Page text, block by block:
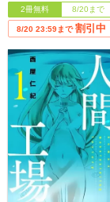
2冊無料 8/20まで
8/20 23:59まで 割引中